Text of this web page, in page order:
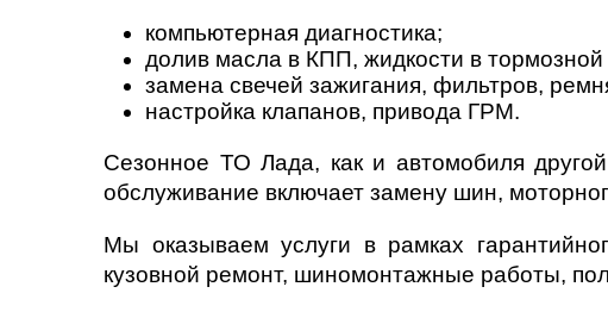
компьютерная диагностика;
долив масла в КПП, жидкости в
замена свечей зажигания, фильтров,
настройка клапанов, привода ГРМ.
Сезонное ТО Лада, как и автомобиля
обслуживание включает замену шин,
Мы оказываем услуги в рамках
кузовной ремонт, шиномонтажные работы,